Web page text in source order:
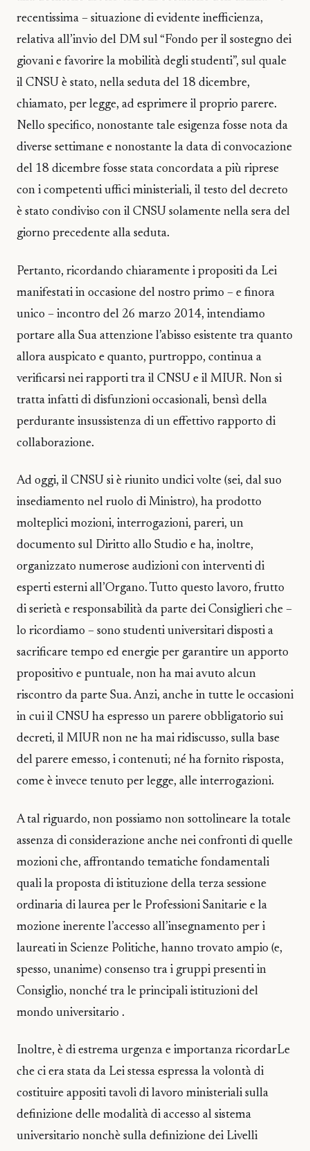
recentissima – situazione di evidente inefficienza,
relativa all’invio del DM sul “Fondo per il sostegno dei
giovani e favorire la mobilità degli studenti”, sul quale
il CNSU è stato, nella seduta del 18 dicembre,
chiamato, per legge, ad esprimere il proprio parere.
Nello specifico, nonostante tale esigenza fosse nota da
diverse settimane e nonostante la data di convocazione
del 18 dicembre fosse stata concordata a più riprese
con i competenti uffici ministeriali, il testo del decreto
è stato condiviso con il CNSU solamente nella sera del
giorno precedente alla seduta.
Pertanto, ricordando chiaramente i propositi da Lei
manifestati in occasione del nostro primo – e finora
unico – incontro del 26 marzo 2014, intendiamo
portare alla Sua attenzione l’abisso esistente tra quanto
allora auspicato e quanto, purtroppo, continua a
verificarsi nei rapporti tra il CNSU e il MIUR. Non si
tratta infatti di disfunzioni occasionali, bensì della
perdurante insussistenza di un effettivo rapporto di
collaborazione.
Ad oggi, il CNSU si è riunito undici volte (sei, dal suo
insediamento nel ruolo di Ministro), ha prodotto
molteplici mozioni, interrogazioni, pareri, un
documento sul Diritto allo Studio e ha, inoltre,
organizzato numerose audizioni con interventi di
esperti esterni all’Organo. Tutto questo lavoro, frutto
di serietà e responsabilità da parte dei Consiglieri che –
lo ricordiamo – sono studenti universitari disposti a
sacrificare tempo ed energie per garantire un apporto
propositivo e puntuale, non ha mai avuto alcun
riscontro da parte Sua. Anzi, anche in tutte le occasioni
in cui il CNSU ha espresso un parere obbligatorio sui
decreti, il MIUR non ne ha mai ridiscusso, sulla base
del parere emesso, i contenuti; né ha fornito risposta,
come è invece tenuto per legge, alle interrogazioni.
A tal riguardo, non possiamo non sottolineare la totale
assenza di considerazione anche nei confronti di quelle
mozioni che, affrontando tematiche fondamentali
quali la proposta di istituzione della terza sessione
ordinaria di laurea per le Professioni Sanitarie e la
mozione inerente l’accesso all’insegnamento per i
laureati in Scienze Politiche, hanno trovato ampio (e,
spesso, unanime) consenso tra i gruppi presenti in
Consiglio, nonché tra le principali istituzioni del
mondo universitario .
Inoltre, è di estrema urgenza e importanza ricordarLe
che ci era stata da Lei stessa espressa la volontà di
costituire appositi tavoli di lavoro ministeriali sulla
definizione delle modalità di accesso al sistema
universitario nonchè sulla definizione dei Livelli